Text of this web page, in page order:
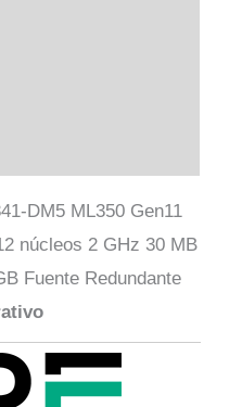
DM5 ML350 Gen11
núcleos 2 GHz 30 MB
Fuente Redundante